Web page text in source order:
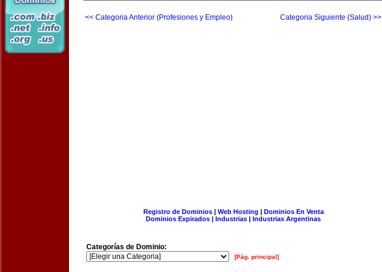
<< Categoria Anterior (Profesiones y Empleo) Categoria Siguiente (Salud) >>
Registro de Dominios| Web Hosting | Dominios En Venta
Dominios Expirados | Industrias | Industrias Argentinas
Categorías de Dominio:
[Pág. principal]